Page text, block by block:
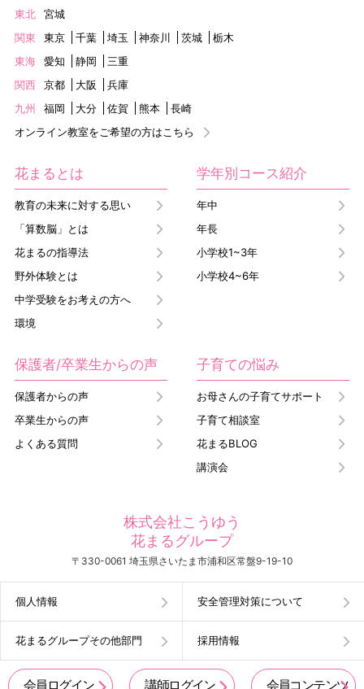
東北
宮城
関東
東京 千葉 埼玉 神奈川 茨城
栃木
東海
愛知 静岡
三重
関西
京都 大阪
兵庫
九州
福岡 大分 佐賀 熊本
長崎
オンライン教室をご希望の方はこちら
花まるとは
教育の未来に対する思い
「算数脳」とは
花まるの指導法
野外体験とは
中学受験をお考えの方へ
環境
学年別コース紹介
年中
年長
小学校1~3年
小学校4~6年
保護者/卒業生からの声
保護者からの声
卒業生からの声
よくある質問
子育ての悩み
お母さんの子育てサポート
子育て相談室
花まるBLOG
講演会
株式会社こうゆう
花まるグループ
〒330-0061 埼玉県さいたま市浦和区常盤9-19-10
個人情報 安全管理対策について
花まるグループその他部門 採用情報
会員ログイン 講師ログイン 会員コンテンツ